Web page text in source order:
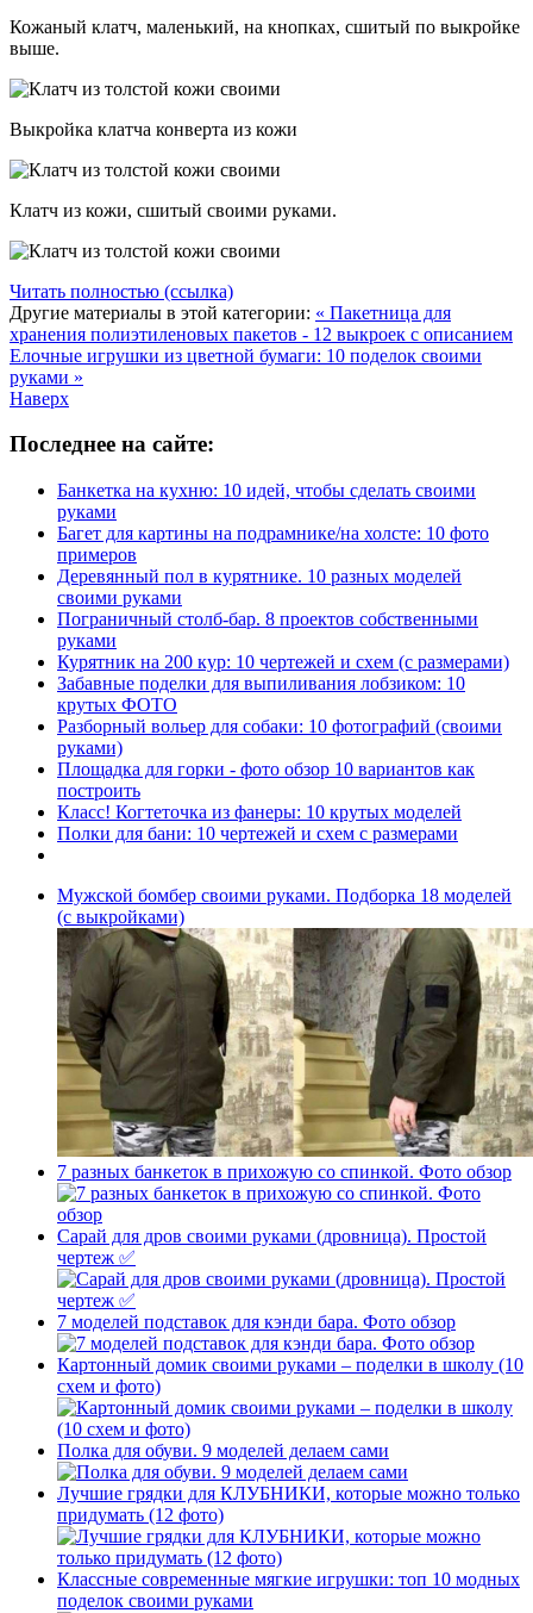
Кожаный клатч, маленький, на кнопках, сшитый по выкройке
выше.
Выкройка клатча конверта из кожи
Клатч из кожи, сшитый своими руками.
Читать полностью (ссылка)
Другие материалы в этой категории: « Пакетница для
хранения полиэтиленовых пакетов - 12 выкроек с описанием
Елочные игрушки из цветной бумаги: 10 поделок своими
руками »
Наверх
Последнее на сайте:
Банкетка на кухню: 10 идей, чтобы сделать своими
руками
Багет для картины на подрамнике/на холсте: 10 фото
примеров
Деревянный пол в курятнике. 10 разных моделей
своими руками
Пограничный столб-бар. 8 проектов собственными
руками
Курятник на 200 кур: 10 чертежей и схем (с размерами)
Забавные поделки для выпиливания лобзиком: 10
крутых ФОТО
Разборный вольер для собаки: 10 фотографий (своими
руками)
Площадка для горки - фото обзор 10 вариантов как
построить
Класс! Когтеточка из фанеры: 10 крутых моделей
Полки для бани: 10 чертежей и схем с размерами
Мужской бомбер своими руками. Подборка 18 моделей
(с выкройками)
7 разных банкеток в прихожую со спинкой. Фото обзор
Сарай для дров своими руками (дровница). Простой
чертеж ✅
7 моделей подставок для кэнди бара. Фото обзор
Картонный домик своими руками – поделки в школу (10
схем и фото)
Полка для обуви. 9 моделей делаем сами
Лучшие грядки для КЛУБНИКИ, которые можно только
придумать (12 фото)
Классные современные мягкие игрушки: топ 10 модных
поделок своими руками